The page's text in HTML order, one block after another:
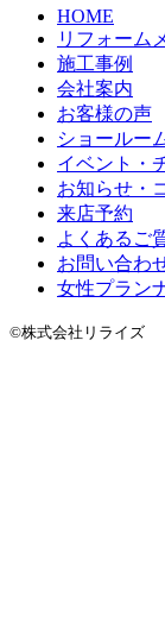
HOME
リフォーム
施工事例
会社案内
お客様の声
ショールー
イベント・
お知らせ・
来店予約
よくあるご
お問い合わ
女性プラン
©株式会社リライズ